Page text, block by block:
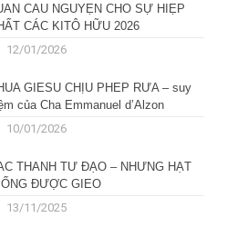
CẦU NGUYỆN CHO SỰ HIỆP
CÁC KITÔ HỮU 2026
12/01/2026
GIÊSU CHỊU PHÉP RỬA – suy
của Cha Emmanuel d’Alzon
10/01/2026
THÁNH TỬ ĐẠO – NHỮNG HẠT
ĐƯỢC GIEO
13/11/2025